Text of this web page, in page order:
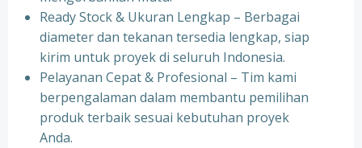
Ready Stock & Ukuran Lengkap – Berbagai
diameter dan tekanan tersedia lengkap, siap
kirim untuk proyek di seluruh Indonesia.
Pelayanan Cepat & Profesional – Tim kami
berpengalaman dalam membantu pemilihan
produk terbaik sesuai kebutuhan proyek
Anda.